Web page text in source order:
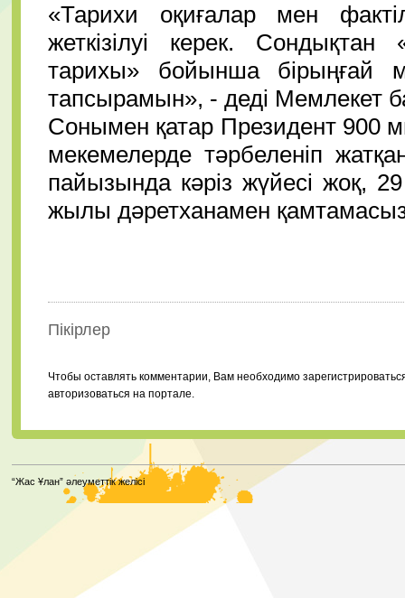
«Тарихи оқиғалар мен
жеткізілуі керек.
тарихы» бойынша бірыңғай
тапсырамын», - деді Мемлекет
Сонымен қатар Президент 900
мекемелерде тәрбеленіп
пайызында кәріз жүйесі жоқ,
жылы дәретханамен қамтамасыз
Пікірлер
Чтобы оставлять комментарии, Вам необходимо
авторизоваться на портале.
“Жас Ұлан” әлеуметтік желісі